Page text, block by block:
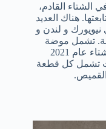
القادم،
هناك العديد
و لندن و
تشمل موضة
الملابس الشتوية التي يتم تقديمها للرجال لشتاء عام 2021
تشمل كل قطعة